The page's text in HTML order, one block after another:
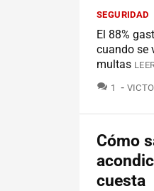
SEGURIDAD
El 88%
cuando se
multas
1
Cómo
cuesta